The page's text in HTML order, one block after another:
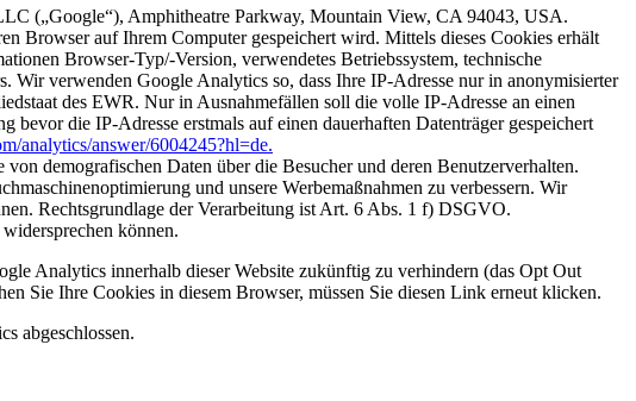
(„Google“), Amphitheatre Parkway, Mountain View, CA 94043, USA.
Browser auf Ihrem Computer gespeichert wird. Mittels dieses Cookies erhält
Browser-Typ/-Version, verwendetes Betriebssystem, technische
Wir verwenden Google Analytics so, dass Ihre IP-Adresse nur in anonymisierter
des EWR. Nur in Ausnahmefällen soll die volle IP-Adresse an einen
die IP-Adresse erstmals auf einen dauerhaften Datenträger gespeichert
analytics/answer/6004245?hl=de.
demografischen Daten über die Besucher und deren Benutzerverhalten.
und unsere Werbemaßnahmen zu verbessern. Wir
Rechtsgrundlage der Verarbeitung ist Art. 6 Abs. 1 f) DSGVO.
können.
Analytics innerhalb dieser Website zukünftig zu verhindern (das Opt Out
Sie Ihre Cookies in diesem Browser, müssen Sie diesen Link erneut klicken.
abgeschlossen.